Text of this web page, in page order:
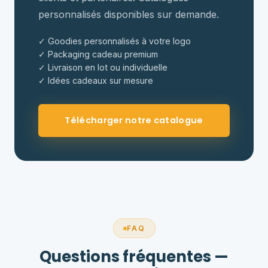
personnalisés disponibles sur demande.
✓ Goodies personnalisés à votre logo
✓ Packaging cadeau premium
✓ Livraison en lot ou individuelle
✓ Idées cadeaux sur mesure
Télécharger notre catalogue
FAQ
Questions fréquentes —